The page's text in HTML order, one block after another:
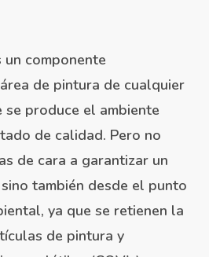
un componente
de pintura de cualquier
se produce el ambiente
de calidad. Pero no
de cara a garantizar un
también desde el punto
ya que se retienen la
de pintura y